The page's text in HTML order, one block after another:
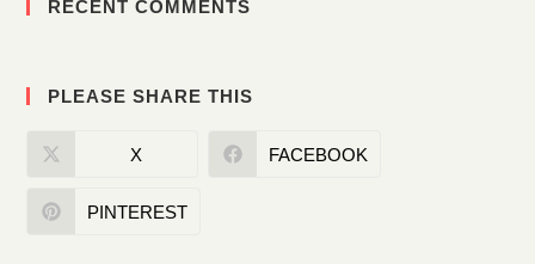
RECENT COMMENTS
PLEASE SHARE THIS
X FACEBOOK
PINTEREST